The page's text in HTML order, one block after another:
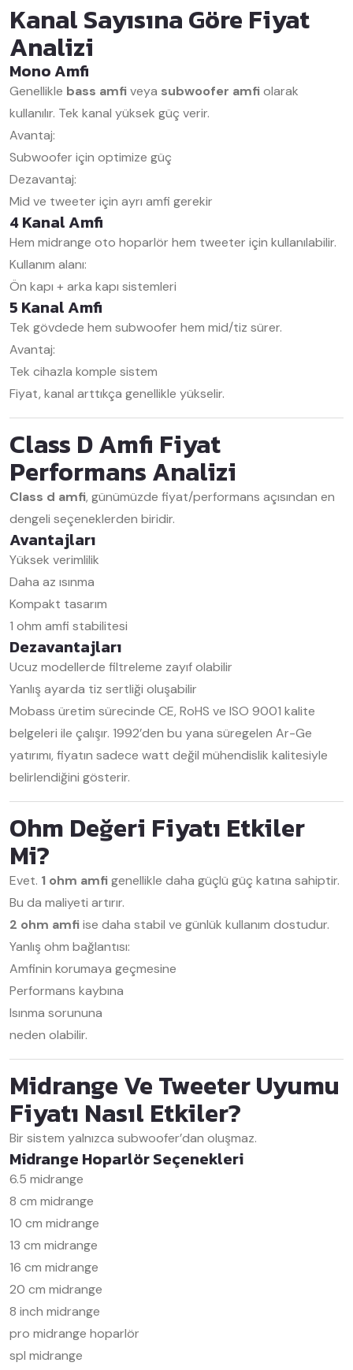
Kanal Sayısına Göre Fiyat
Analizi
Mono Amfi
Genellikle bass amfiveya subwoofer amfiolarak
kullanılır. Tek kanal yüksek güç verir.
Avantaj:
Subwoofer için optimize güç
Dezavantaj:
Mid ve tweeter için ayrı amfi gerekir
4 Kanal Amfi
Hem midrange oto hoparlör hem tweeter için kullanılabilir.
Kullanım alanı:
Ön kapı + arka kapı sistemleri
5 Kanal Amfi
Tek gövdede hem subwoofer hem mid/tiz sürer.
Avantaj:
Tek cihazla komple sistem
Fiyat, kanal arttıkça genellikle yükselir.
Class D Amfi Fiyat
Performans Analizi
Class d amfi, günümüzde fiyat/performans açısından en
dengeli seçeneklerden biridir.
Avantajları
Yüksek verimlilik
Daha az ısınma
Kompakt tasarım
1 ohm amfi stabilitesi
Dezavantajları
Ucuz modellerde filtreleme zayıf olabilir
Yanlış ayarda tiz sertliği oluşabilir
Mobass üretim sürecinde CE, RoHS ve ISO 9001 kalite
belgeleri ile çalışır. 1992’den bu yana süregelen Ar-Ge
yatırımı, fiyatın sadece watt değil mühendislik kalitesiyle
belirlendiğini gösterir.
Ohm Değeri Fiyatı Etkiler
Mi?
Evet. 1 ohm amfigenellikle daha güçlü güç katına sahiptir.
Bu da maliyeti artırır.
2 ohm amfiise daha stabil ve günlük kullanım dostudur.
Yanlış ohm bağlantısı:
Amfinin korumaya geçmesine
Performans kaybına
Isınma sorununa
neden olabilir.
Midrange Ve Tweeter Uyumu
Fiyatı Nasıl Etkiler?
Bir sistem yalnızca subwoofer’dan oluşmaz.
Midrange Hoparlör Seçenekleri
6.5 midrange
8 cm midrange
10 cm midrange
13 cm midrange
16 cm midrange
20 cm midrange
8 inch midrange
pro midrange hoparlör
spl midrange